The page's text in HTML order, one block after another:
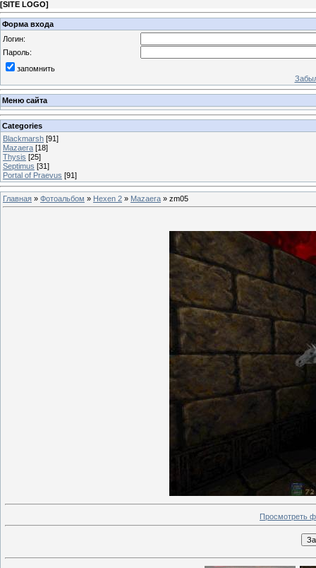
[SITE LOGO]
Форма входа
Логин:
Пароль:
запомнить
Меню сайта
Categories
Blackmarsh [91]
Mazaera [18]
Thysis [25]
Septimus [31]
Portal of Praevus [91]
Главная » Фотоальбом » Hexen 2 » Mazaera » zm05
Просмотреть